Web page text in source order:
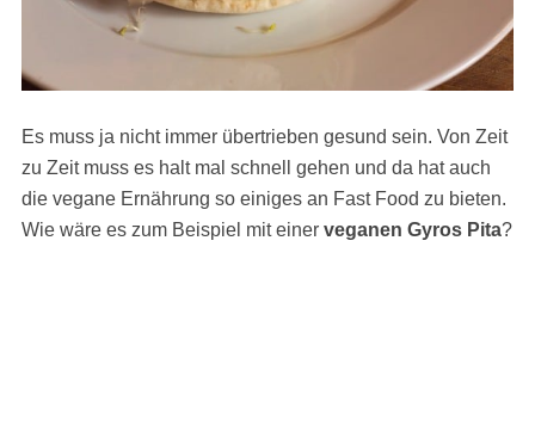
Es muss ja nicht immer übertrieben gesund sein. Von Zeit
zu Zeit muss es halt mal schnell gehen und da hat auch
die vegane Ernährung so einiges an Fast Food zu bieten.
Wie wäre es zum Beispiel mit einer veganen Gyros Pita?